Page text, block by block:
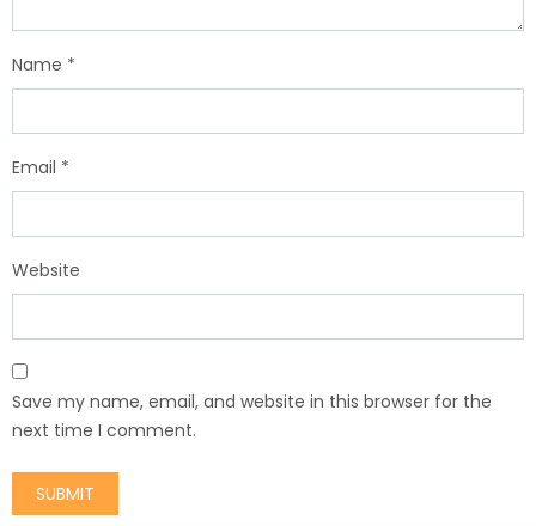
Name *
Email *
Website
Save my name, email, and website in this browser for the
next time I comment.